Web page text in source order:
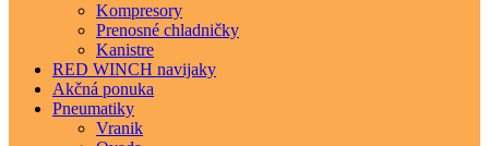
Kompresory
Prenosné chladničky
Kanistre
RED WINCH navijaky
Akčná ponuka
Pneumatiky
Vranik